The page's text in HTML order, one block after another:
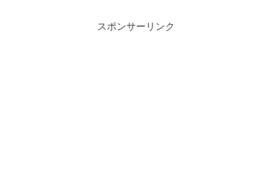
スポンサーリンク